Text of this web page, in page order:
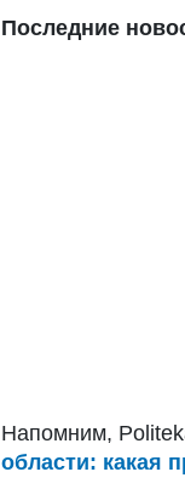
Последние
Напомним,
области: какая